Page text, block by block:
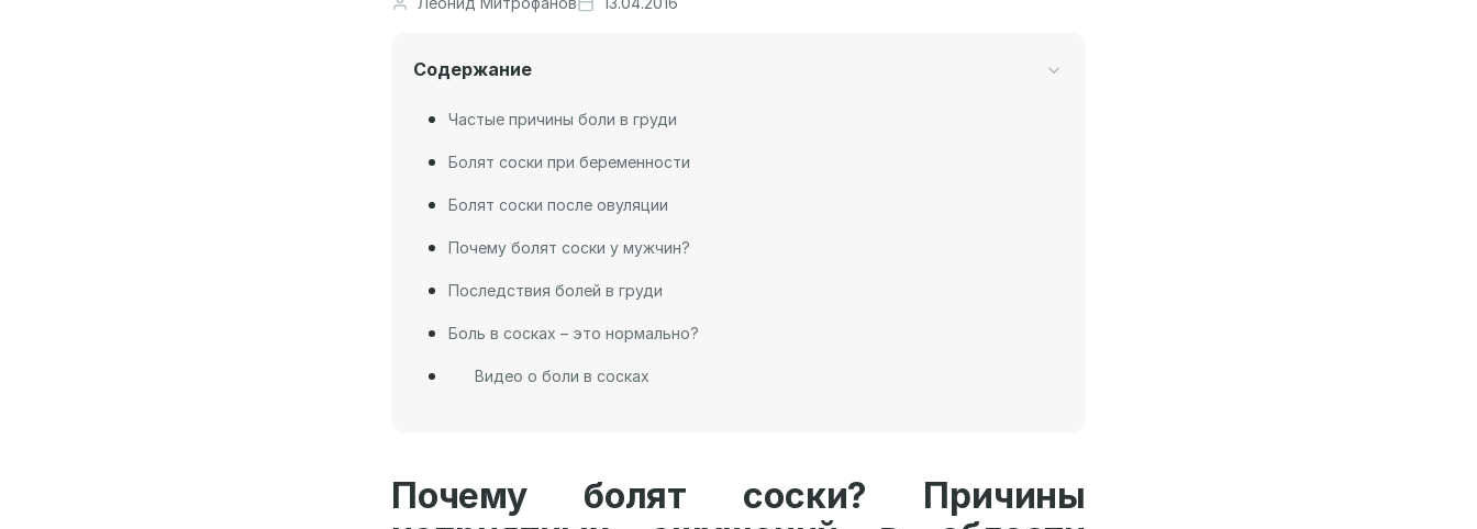
Содержание
Частые причины боли в груди
Болят соски при беременности
Болят соски после овуляции
Почему болят соски у мужчин?
Последствия болей в груди
Боль в сосках – это нормально?
Видео о боли в сосках
Почему болят соски? Причины